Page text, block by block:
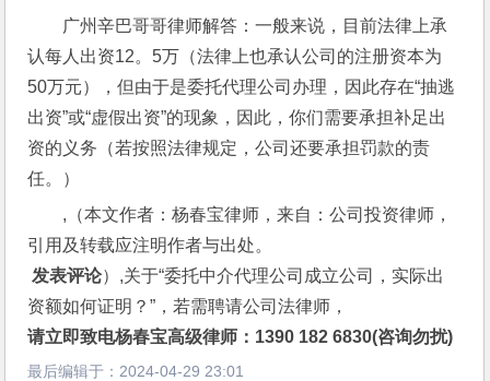
广州辛巴哥哥律师解答：一般来说，目前法律上承
认每人出资12。5万（法律上也承认公司的注册资本为
50万元），但由于是委托代理公司办理，因此存在“抽逃
出资”或“虚假出资”的现象，因此，你们需要承担补足出
资的义务（若按照法律规定，公司还要承担罚款的责
任。）
,（本文作者：杨春宝律师，来自：公司投资律师，
引用及转载应注明作者与出处。
发表评论）,关于“委托中介代理公司成立公司，实际出
资额如何证明？”，若需聘请公司法律师，
请立即致电杨春宝高级律师：1390 182 6830(咨询勿扰)
最后编辑于： 2024-04-29 23:01